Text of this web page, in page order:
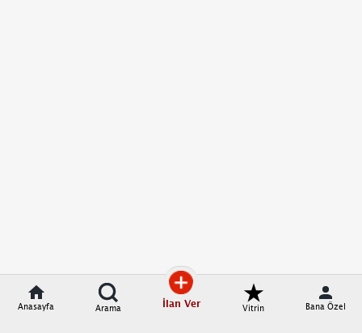
Anasayfa Arama İlan Ver Vitrin Bana Özel